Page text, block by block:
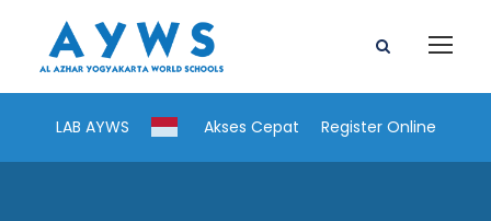
LAB AYWS Akses Cepat Register Online